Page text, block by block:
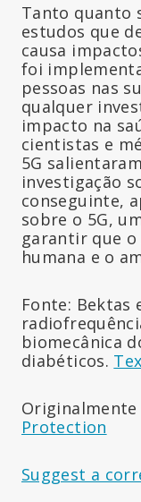
Tanto quanto
estudos que
causa
foi
pessoas nas
qualquer
impacto na
cientistas e
5G
investigação
conseguinte,
sobre o 5G,
garantir que o
humana e o
Fonte: Bektas
biomecânica
diabéticos.
Protection
Suggest a